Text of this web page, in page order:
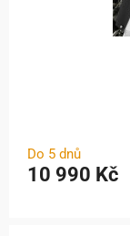
Do 5 dnů
10 990 Kč